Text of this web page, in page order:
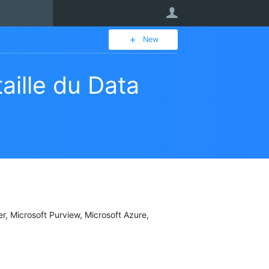
New
du Data
Microsoft Purview, Microsoft Azure,